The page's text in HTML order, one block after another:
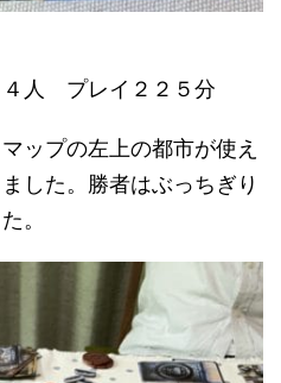
人 プレイ２２５分
ップの左上の都市が使え
した。勝者はぶっちぎり
。